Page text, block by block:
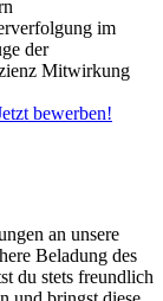
im
der
Mitwirkung
an unsere
Beladung des
du stets freundlich